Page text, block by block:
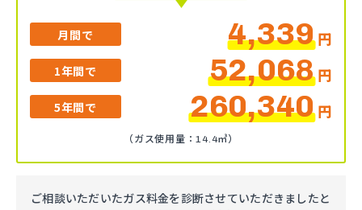
月間で 4,339円
1年間で 52,068円
5年間で 260,340円
（ガス使用量：14.4㎥）
ご相談いただいたガス料金を診断させていただきましたと